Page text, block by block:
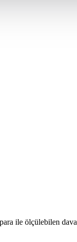
ile ölçülebilen